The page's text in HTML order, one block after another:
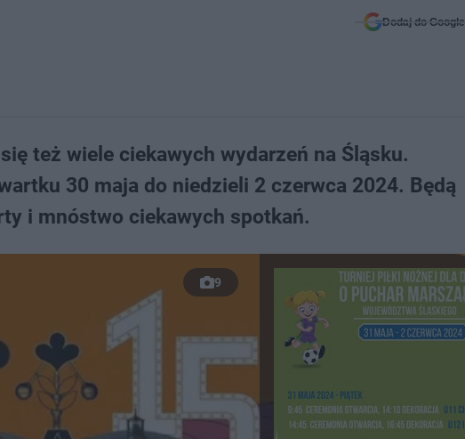
Dodaj do Google
też wiele ciekawych wydarzeń na Śląsku.
30 maja do niedzieli 2 czerwca 2024. Będą
i mnóstwo ciekawych spotkań.
9